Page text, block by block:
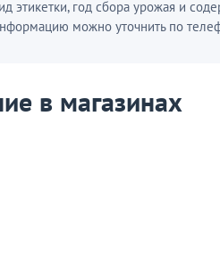
этикетки, год сбора урожая и
можно уточнить по
в магазинах